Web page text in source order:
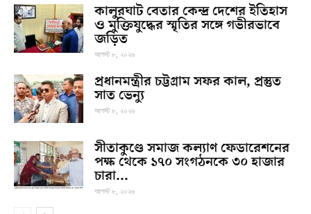
কালুরঘাট বেতার কেন্দ্র দেশের ইতিহাস
ও মুক্তিযুদ্ধের স্মৃতির সঙ্গে গভীরভাবে
জড়িত
আগস্ট ৮, ২০২৬
প্রধানমন্ত্রীর চট্টগ্রাম সফর কাল, প্রস্তুত
সাত ভেন্যু
আগস্ট ৮, ২০২৬
সীতাকুণ্ডে সমাজ কল্যাণ ফেডারেশনের
পক্ষ থেকে ১৭০ সংগঠনকে ৩০ হাজার
চারা...
আগস্ট ৮, ২০২৬